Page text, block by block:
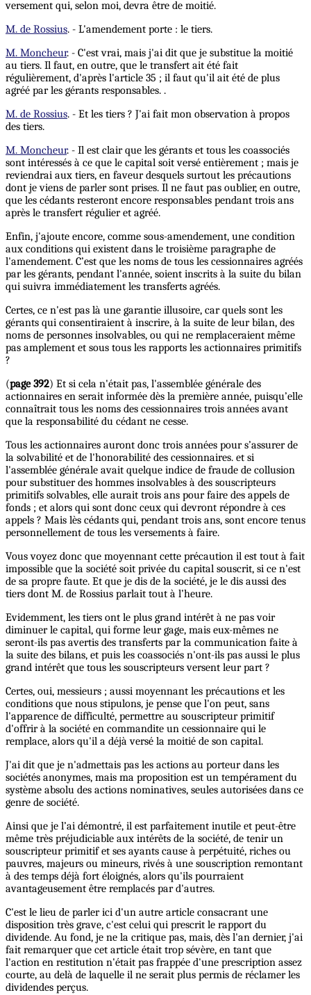
versement qui, selon moi, devra être de moitié.
M. de Rossius. - L'amendement porte : le tiers.
M. Moncheur. - C'est vrai, mais j'ai dit que je substitue la moitié
au tiers. Il faut, en outre, que le transfert ait été fait
régulièrement, d'après l'article 35 ; il faut qu'il ait été de plus
agréé par les gérants responsables. .
M. de Rossius. - Et les tiers ? J'ai fait mon observation à propos
des tiers.
M. Moncheur. - Il est clair que les gérants et tous les coassociés
sont intéressés à ce que le capital soit versé entièrement ; mais je
reviendrai aux tiers, en faveur desquels surtout les précautions
dont je viens de parler sont prises. Il ne faut pas oublier, en outre,
que les cédants resteront encore responsables pendant trois ans
après le transfert régulier et agréé.
Enfin, j'ajoute encore, comme sous-amendement, une condition
aux conditions qui existent dans le troisième paragraphe de
l'amendement. C’est que les noms de tous les cessionnaires agréés
par les gérants, pendant l'année, soient inscrits à la suite du bilan
qui suivra immédiatement les transferts agréés.
Certes, ce n'est pas là une garantie illusoire, car quels sont les
gérants qui consentiraient à inscrire, à la suite de leur bilan, des
noms de personnes insolvables, ou qui ne remplaceraient même
pas amplement et sous tous les rapports les actionnaires primitifs
?
(page 392) Et si cela n'était pas, l'assemblée générale des
actionnaires en serait informée dès la première année, puisqu’elle
connaîtrait tous les noms des cessionnaires trois années avant
que la responsabilité du cédant ne cesse.
Tous les actionnaires auront donc trois années pour s’assurer de
la solvabilité et de l'honorabilité des cessionnaires. et si
l'assemblée générale avait quelque indice de fraude de collusion
pour substituer des hommes insolvables à des souscripteurs
primitifs solvables, elle aurait trois ans pour faire des appels de
fonds ; et alors qui sont donc ceux qui devront répondre à ces
appels ? Mais lès cédants qui, pendant trois ans, sont encore tenus
personnellement de tous les versements à faire.
Vous voyez donc que moyennant cette précaution il est tout à fait
impossible que la société soit privée du capital souscrit, si ce n'est
de sa propre faute. Et que je dis de la société, je le dis aussi des
tiers dont M. de Rossius parlait tout à l’heure.
Evidemment, les tiers ont le plus grand intérêt à ne pas voir
diminuer le capital, qui forme leur gage, mais eux-mêmes ne
seront-ils pas avertis des transferts par la communication faite à
la suite des bilans, et puis les coassociés n'ont-ils pas aussi le plus
grand intérêt que tous les souscripteurs versent leur part ?
Certes, oui, messieurs ; aussi moyennant les précautions et les
conditions que nous stipulons, je pense que l'on peut, sans
l'apparence de difficulté, permettre au souscripteur primitif
d'offrir à la société en commandite un cessionnaire qui le
remplace, alors qu'il a déjà versé la moitié de son capital.
J'ai dit que je n'admettais pas les actions au porteur dans les
sociétés anonymes, mais ma proposition est un tempérament du
système absolu des actions nominatives, seules autorisées dans ce
genre de société.
Ainsi que je l’ai démontré, il est parfaitement inutile et peut-être
même très préjudiciable aux intérêts de la société, de tenir un
souscripteur primitif et ses ayants cause à perpétuité, riches ou
pauvres, majeurs ou mineurs, rivés à une souscription remontant
à des temps déjà fort éloignés, alors qu'ils pourraient
avantageusement être remplacés par d'autres.
C'est le lieu de parler ici d'un autre article consacrant une
disposition très grave, c'est celui qui prescrit le rapport du
dividende. Au fond, je ne la critique pas, mais, dès l'an dernier, j'ai
fait remarquer que cet article était trop sévère, en tant que
l'action en restitution n'était pas frappée d'une prescription assez
courte, au delà de laquelle il ne serait plus permis de réclamer les
dividendes perçus.